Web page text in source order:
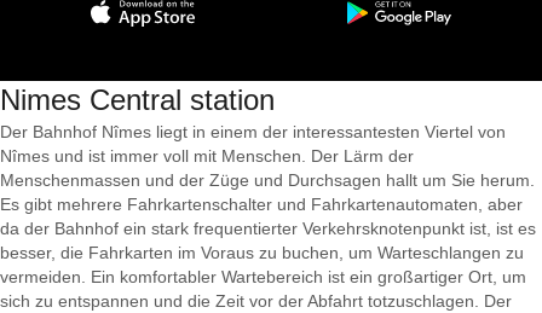
Nimes Central station
Der Bahnhof Nîmes liegt in einem der interessantesten Viertel von
Nîmes und ist immer voll mit Menschen. Der Lärm der
Menschenmassen und der Züge und Durchsagen hallt um Sie herum.
Es gibt mehrere Fahrkartenschalter und Fahrkartenautomaten, aber
da der Bahnhof ein stark frequentierter Verkehrsknotenpunkt ist, ist es
besser, die Fahrkarten im Voraus zu buchen, um Warteschlangen zu
vermeiden. Ein komfortabler Wartebereich ist ein großartiger Ort, um
sich zu entspannen und die Zeit vor der Abfahrt totzuschlagen. Der